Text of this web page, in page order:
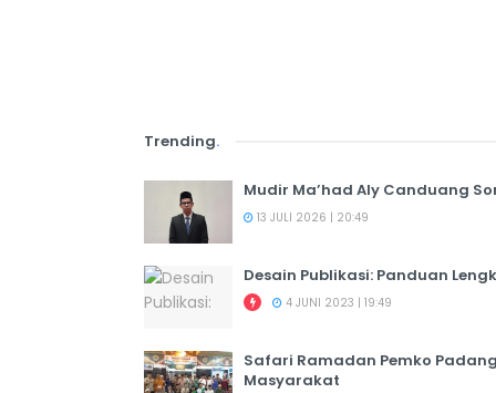
Trending.
Mudir Ma’had Aly Canduang
13 JULI 2026 | 20:49
Desain Publikasi: Panduan
4 JUNI 2023 | 19:49
Safari Ramadan Pemko
Masyarakat